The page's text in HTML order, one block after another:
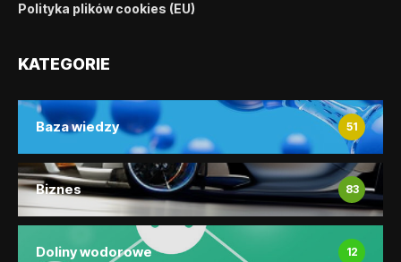
Polityka plików cookies (EU)
KATEGORIE
Baza wiedzy 51
Biznes 83
Doliny wodorowe 12